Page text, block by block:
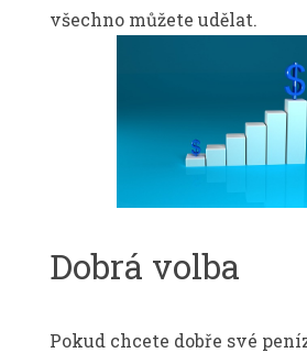
všechno můžete udělat.
Dobrá volba
Pokud chcete dobře své